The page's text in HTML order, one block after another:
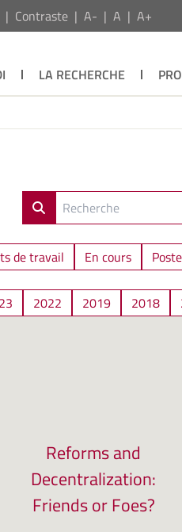
Contraste A- A A+
LA RECHERCHE
de travail En cours
2022 2019 2018
Reforms and
Decentralization:
Friends or Foes?